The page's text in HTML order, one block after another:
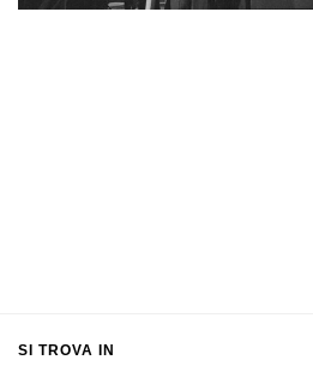
SI TROVA IN